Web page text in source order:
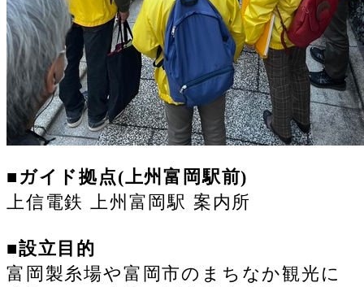
■ガイド拠点(上州富岡駅前)
上信電鉄 上州富岡駅 案内所
■設立目的
富岡製糸場や富岡市のまちなか観光に